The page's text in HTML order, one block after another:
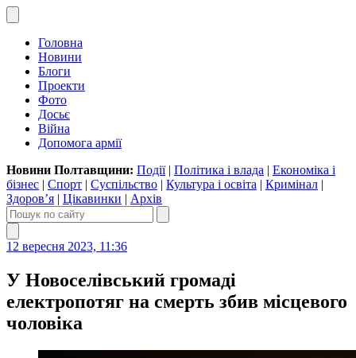
Головна
Новини
Блоги
Проекти
Фото
Досьє
Війна
Допомога армії
Новини Полтавщини: Події| Політика і влада | Економіка і
бізнес | Спорт | Суспільство | Культура і освіта | Кримінал |
Здоров’я | Цікавинки | Архів
12 вересня 2023, 11:36
У Новоселівський громаді
електропотяг на смерть збив місцевого
чоловіка